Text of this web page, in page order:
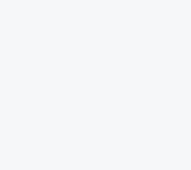
örmény társulat
esemény bevételét a Színészárvák Alapítvány
Művészválogatott, színész; Szergej